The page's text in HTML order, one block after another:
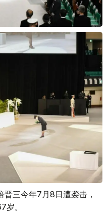
三今年7月8日遭袭击，
岁。